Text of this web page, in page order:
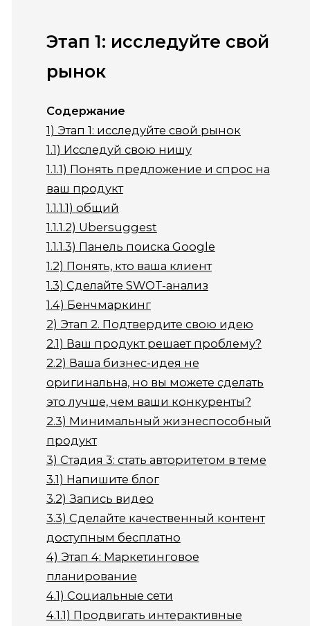
Этап 1: исследуйте свой
рынок
Содержание
1) Этап 1: исследуйте свой рынок
1.1) Исследуй свою нишу
1.1.1) Понять предложение и спрос на
ваш продукт
1.1.1.1) общий
1.1.1.2) Ubersuggest
1.1.1.3) Панель поиска Google
1.2) Понять, кто ваша клиент
1.3) Сделайте SWOT-анализ
1.4) Бенчмаркинг
2) Этап 2. Подтвердите свою идею
2.1) Ваш продукт решает проблему?
2.2) Ваша бизнес-идея не
оригинальна, но вы можете сделать
это лучше, чем ваши конкуренты?
2.3) Минимальный жизнеспособный
продукт
3) Стадия 3: стать авторитетом в теме
3.1) Напишите блог
3.2) Запись видео
3.3) Сделайте качественный контент
доступным бесплатно
4) Этап 4: Маркетинговое
планирование
4.1) Социальные сети
4.1.1) Продвигать интерактивные